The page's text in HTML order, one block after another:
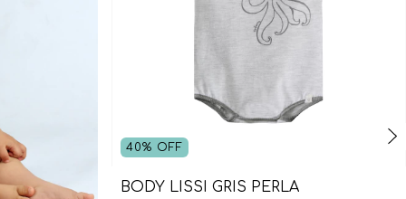
40% OFF
BODY LISSI GRIS PERLA